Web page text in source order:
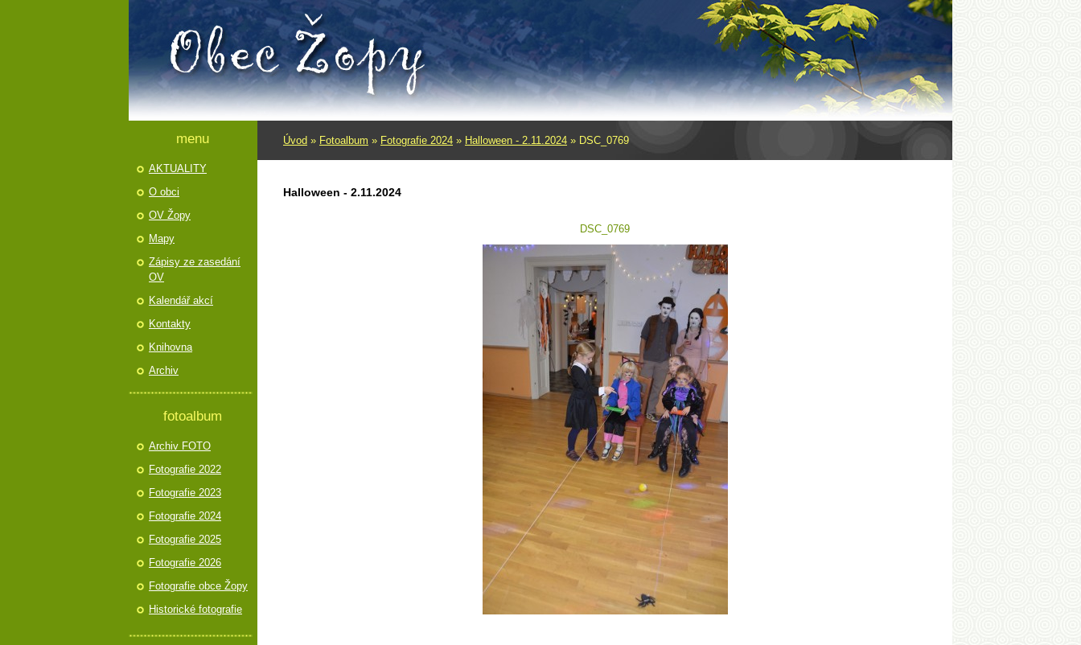
Úvod » Fotoalbum » Fotografie 2024 » Halloween - 2.11.2024 » DSC_0769
Halloween - 2.11.2024
DSC_0769
menu
AKTUALITY
O obci
OV Žopy
Mapy
Zápisy ze zasedání
OV
Kalendář akcí
Kontakty
Knihovna
Archiv
fotoalbum
Archiv FOTO
Fotografie 2022
Fotografie 2023
Fotografie 2024
Fotografie 2025
Fotografie 2026
Fotografie obce Žopy
Historické fotografie